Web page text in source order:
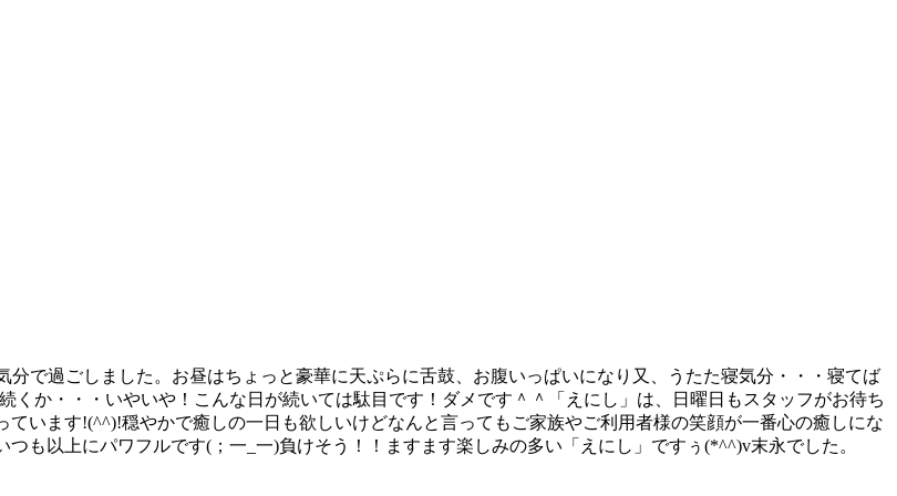
で過ごしました。お昼はちょっと豪華に天ぷらに舌鼓、お腹いっぱいになり又、うたた寝気分・・・寝てば
か・・・いやいや！こんな日が続いては駄目です！ダメです＾＾「えにし」は、日曜日もスタッフがお待ち
います!(^^)!穏やかで癒しの一日も欲しいけどなんと言ってもご家族やご利用者様の笑顔が一番心の癒しにな
も以上にパワフルです(；一_一)負けそう！！ますます楽しみの多い「えにし」ですぅ(*^^)v末永でした。